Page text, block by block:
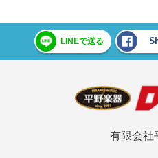
LINEで送る
有限会社